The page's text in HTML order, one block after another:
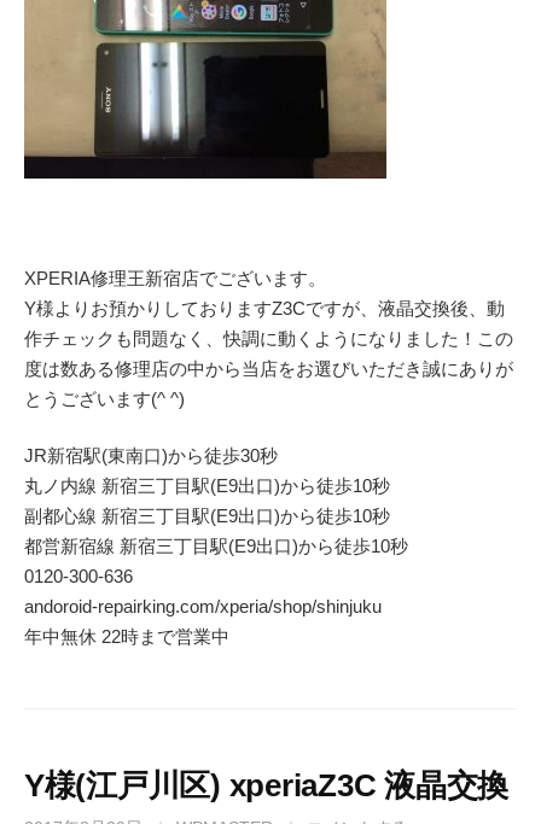
XPERIA修理王新宿店でございます。
Y様よりお預かりしておりますZ3Cですが、液晶交換後、動
作チェックも問題なく、快調に動くようになりました！この
度は数ある修理店の中から当店をお選びいただき誠にありが
とうございます(^ ^)
JR新宿駅(東南口)から徒歩30秒
丸ノ内線 新宿三丁目駅(E9出口)から徒歩10秒
副都心線 新宿三丁目駅(E9出口)から徒歩10秒
都営新宿線 新宿三丁目駅(E9出口)から徒歩10秒
0120-300-636
andoroid-repairking.com/xperia/shop/shinjuku
年中無休 22時まで営業中
Y様(江戸川区) xperiaZ3C 液晶交換